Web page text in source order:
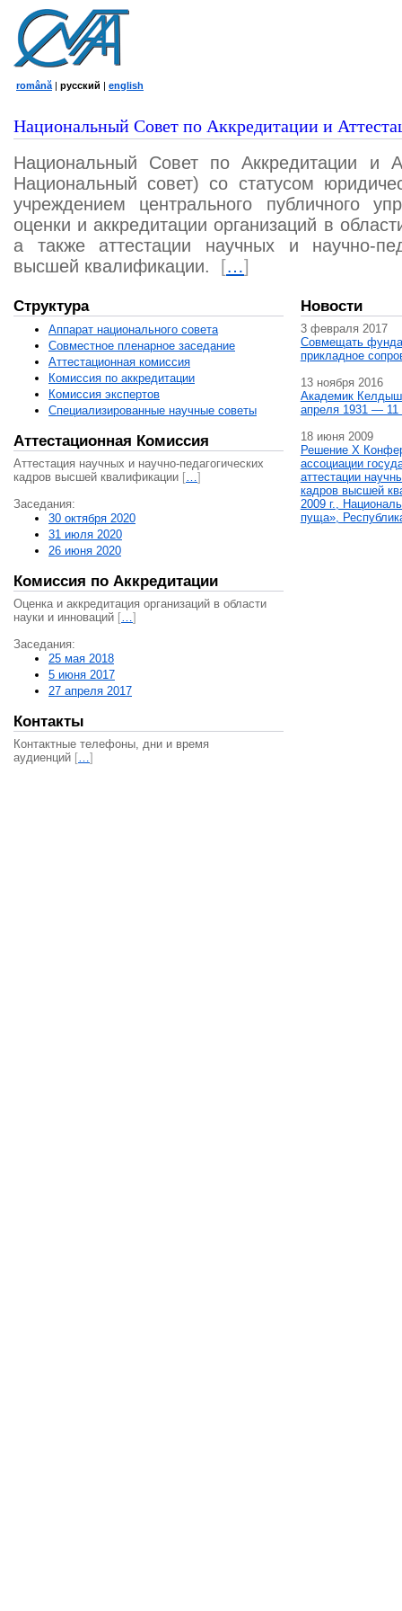
română | русский | english
Национальный Совет по Аккредитации и
Национальный Совет по Аккредитации и
Национальный совет) со статусом
учреждением центрального публичного
оценки и аккредитации организаций в
а также аттестации научных и научно-
высшей квалификации.
[…]
Структура
Аппарат национального совета
Совместное пленарное заседание
Аттестационная комисcия
Комиссия по аккредитации
Комиссия экспертов
Специализированные научные советы
Аттестационная Комиссия
Аттестация научных и научно-педагогических
кадров высшей квалификации […]
Заседания:
30 октября 2020
31 июля 2020
26 июня 2020
Комиссия по Аккредитации
Оценка и аккредитация организаций в области
науки и инноваций […]
Заседания:
25 мая 2018
5 июня 2017
27 апреля 2017
Контакты
Контактные телефоны, дни и время
аудиенций […]
Новости
3 февраля 2017
Совмещать
прикладное
13 ноября 2016
Академик
апреля 1931 — 11
18 июня 2009
Решение X
ассоциации
аттестации
кадров высшей
2009 г.,
пуща»,